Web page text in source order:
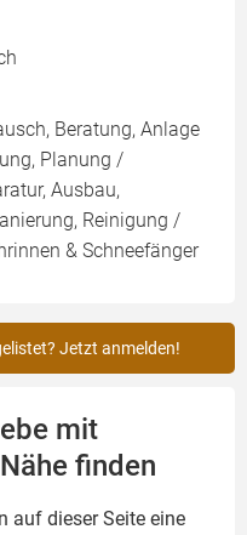
Beratung, Anlage
Planung /
Ausbau,
Reinigung /
& Schneefänger
Jetzt anmelden!
mit
finden
auf dieser Seite eine